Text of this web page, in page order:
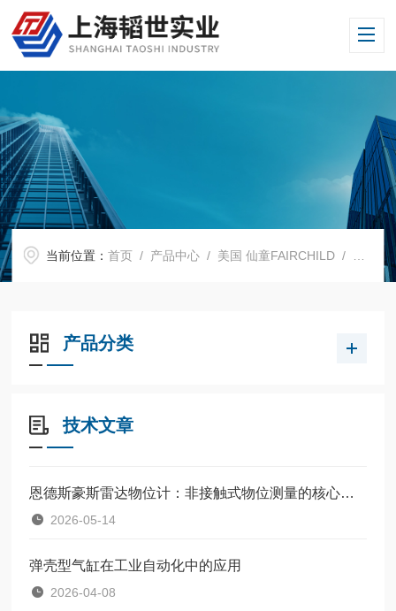
当前位置：首页 / 产品中心 / 美国 仙童FAIRCHILD / 面板加
产品分类
技术文章
恩德斯豪斯雷达物位计：非接触式物位测量的核心设备
2026-05-14
弹壳型气缸在工业自动化中的应用
2026-04-08